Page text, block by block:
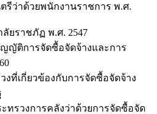
รีว่าด้วยพนักงานราชการ พ.ศ.
ยราชภัฏ พ.ศ. 2547
ญัติการจัดซื้อจัดจ้างและการ
งที่เกี่ยวข้องกับการจัดซื้อจัดจ้าง
ะทรวงการคลังว่าด้วยการจัดซื้อจัด